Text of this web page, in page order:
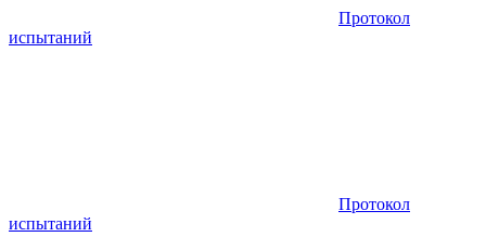
Протокол
испытаний
Протокол
испытаний